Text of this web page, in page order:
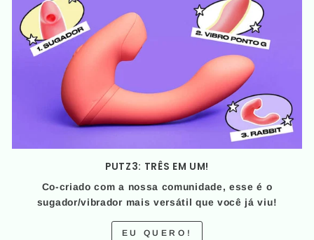
PUTZ3: TRÊS EM UM!
Co-criado com a nossa comunidade, esse é o
sugador/vibrador mais versátil que você já viu!
EU QUERO!